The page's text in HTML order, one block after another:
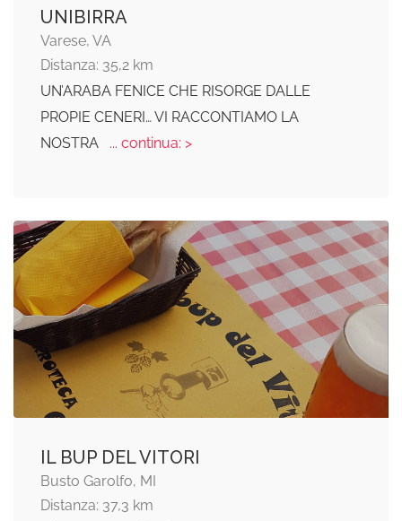
UNIBIRRA
Varese, VA
Distanza: 35,2 km
UN’ARABA FENICE CHE RISORGE DALLE
PROPIE CENERI… VI RACCONTIAMO LA
NOSTRA
... continua: >
IL BUP DEL VITORI
Busto Garolfo, MI
Distanza: 37,3 km